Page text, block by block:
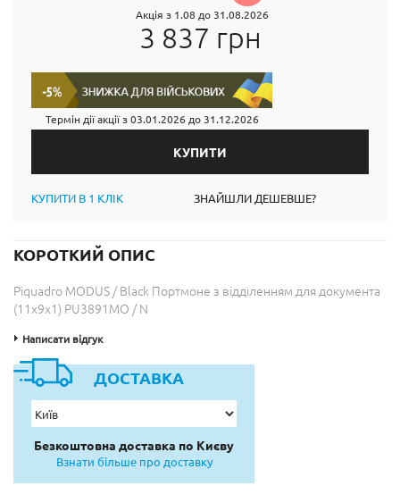
Акція з 1.08 до 31.08.2026
3 837 грн
Термін дії акції з03.01.2026 до 31.12.2026
КУПИТИ В 1 КЛІК ЗНАЙШЛИ ДЕШЕВШЕ?
КОРОТКИЙ ОПИС
Piquadro MODUS / Black Портмоне з відділенням для документа
(11x9x1) PU3891MO / N
Написати відгук
ДОСТАВКА
Безкоштовна доставка по Києву
Взнати більше про доставку